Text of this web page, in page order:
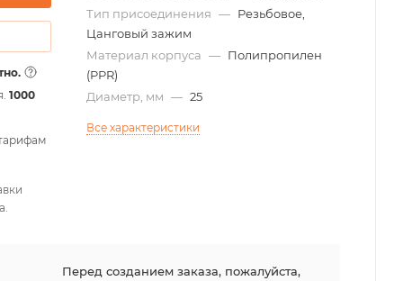
1000
Тип присоединения — Резьбовое,
Цанговый зажим
Материал корпуса — Полипропилен
(PPR)
Диаметр, мм — 25
Все характеристики
Перед созданием заказа, пожалуйста,